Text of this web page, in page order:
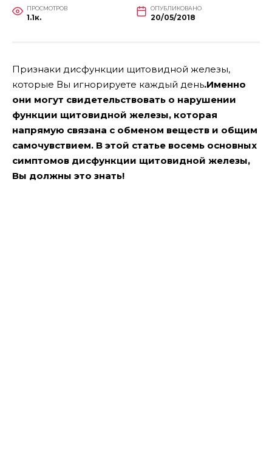
ПРОСМОТРОВ
1.1к.
ОПУБЛИКОВАНО
20/05/2018
Признаки дисфункции щитовидной железы,
которые Вы игнорируете каждый день.Именно
они могут свидетельствовать о нарушении
функции щитовидной железы, которая
напрямую связана с обменом веществ и общим
самочувствием. В этой статье восемь основных
симптомов дисфункции щитовидной железы,
Вы должны это знать!